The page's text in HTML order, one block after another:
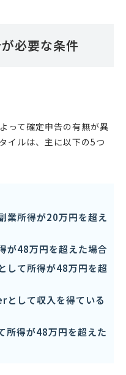
必要な条件
って確定申告の有無が異
イルは、主に以下の5つ
業所得が20万円を超え
が48万円を超えた場合
して所得が48万円を超
として収入を得ている
所得が48万円を超えた